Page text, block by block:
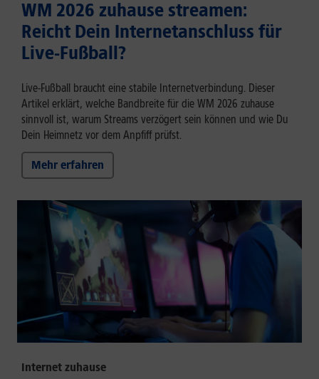
WM 2026 zuhause streamen:
Reicht Dein Internetanschluss für
Live-Fußball?
Live-Fußball braucht eine stabile Internetverbindung. Dieser
Artikel erklärt, welche Bandbreite für die WM 2026 zuhause
sinnvoll ist, warum Streams verzögert sein können und wie Du
Dein Heimnetz vor dem Anpfiff prüfst.
Mehr erfahren
Internet zuhause